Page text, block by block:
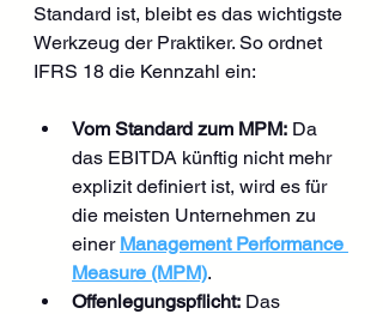
Standard ist, bleibt es das wichtigste
Werkzeug der Praktiker. So ordnet
IFRS 18 die Kennzahl ein:
Vom Standard zum MPM: Da
das EBITDA künftig nicht mehr
explizit definiert ist, wird es für
die meisten Unternehmen zu
einer Management Performance
Measure (MPM).
Offenlegungspflicht: Das